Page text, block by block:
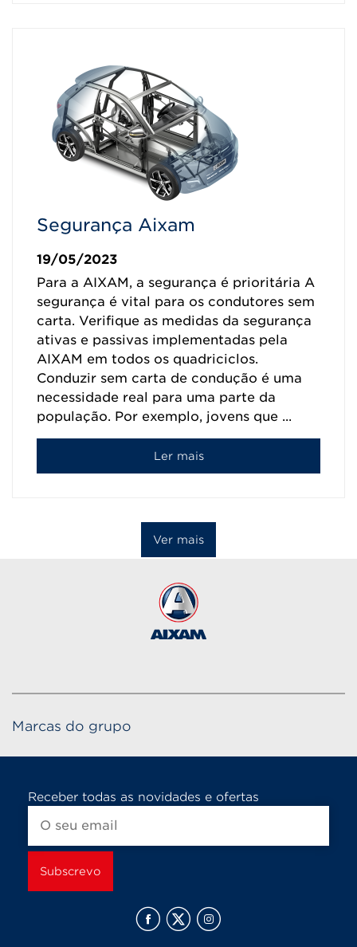
Segurança Aixam
19/05/2023
Para a AIXAM, a segurança é prioritária A
segurança é vital para os condutores sem
carta. Verifique as medidas da segurança
ativas e passivas implementadas pela
AIXAM em todos os quadriciclos.
Conduzir sem carta de condução é uma
necessidade real para uma parte da
população. Por exemplo, jovens que ...
Ler mais
Ver mais
Marcas do grupo
Receber todas as novidades e ofertas